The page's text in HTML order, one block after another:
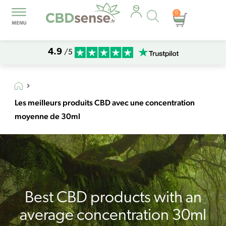
Recherche
de
produits
0
Panier
4.9 /5
Les meilleurs produits CBD avec une concentration
moyenne de 30ml
Best CBD products with an
average concentration 30ml